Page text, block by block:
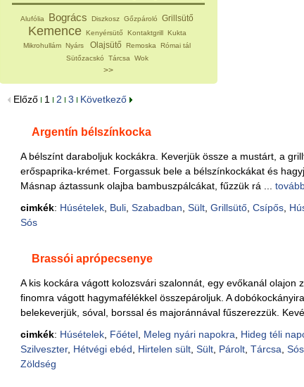
Alufólia Bogrács Diszkosz Gőzpároló Grillsütő
Kemence Kenyérsütő Kontaktgrill Kukta
Mikrohullám Nyárs Olajsütő Remoska
Római tál
Sütőzacskó
Tárcsa Wok
>>
Előző 1 2 3 Következő
Argentín bélszínkocka
A bélszínt daraboljuk kockákra. Keverjük össze a mustárt, a
erőspaprika-krémet. Forgassuk bele a bélszínkockákat és
Másnap áztassunk olajba bambuszpálcákat, fűzzük rá ...
cimkék: Húsételek, Buli, Szabadban Sült, Grillsütő, Csípős,
Sós
Brassói aprópecsenye
A kis kockára vágott kolozsvári szalonnát, egy evőkanál olajon
finomra vágott hagymafélékkel összepároljuk. A
belekeverjük, sóval, borssal és majoránnával fűszerezzük.
cimkék: Húsételek, Főétel, Meleg nyári napokra Hideg téli
Szilveszter, Hétvégi ebéd Hirtelen sült, Sült, Párolt, Tárcsa Sós,
Zöldség